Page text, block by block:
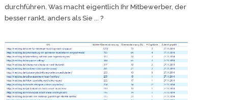
durchführen. Was macht eigentlich Ihr Mitbewerber, der
besser rankt, anders als Sie ... ?